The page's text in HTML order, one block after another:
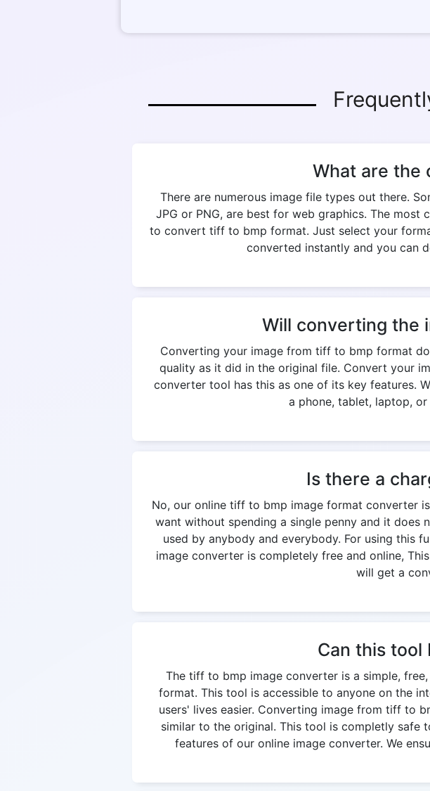
What are the
There are numerous image file types out there.
JPG or PNG, are best for web graphics. The most
to convert tiff to bmp format. Just select your
converted instantly and you can
Will converting the
Converting your image from tiff to bmp format
quality as it did in the original file. Convert your
converter tool has this as one of its key features.
a phone, tablet, laptop,
Is there a
No, our online tiff to bmp image format converter
want without spending a single penny and it does
used by anybody and everybody. For using this
image converter is completely free and online,
will get a
Can this tool
The tiff to bmp image converter is a simple,
format. This tool is accessible to anyone on the
users' lives easier. Converting image from tiff to
similar to the original. This tool is completly safe
features of our online image converter. We